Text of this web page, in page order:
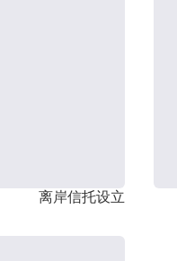
离岸信托设立